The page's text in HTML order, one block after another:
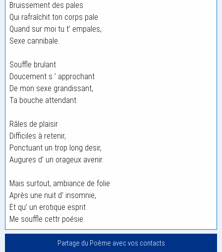
Bruissement des pales
Qui rafraîchit ton corps pale
Quand sur moi tu t’ empales,
Sexe cannibale.
Souffle brulant
Doucement s ’ approchant
De mon sexe grandissant,
Ta bouche attendant.
Râles de plaisir
Difficiles à retenir,
Ponctuant un trop long desir,
Augures d’ un orageux avenir.
Mais surtout, ambiance de folie
Après une nuit d’ insomnie,
Et qu’ un erotique esprit
Me souffle cettr poésie.
Partage du Poème avec vos contacts